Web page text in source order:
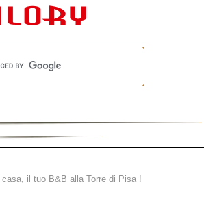
casa, il tuo B&B alla Torre di Pisa !